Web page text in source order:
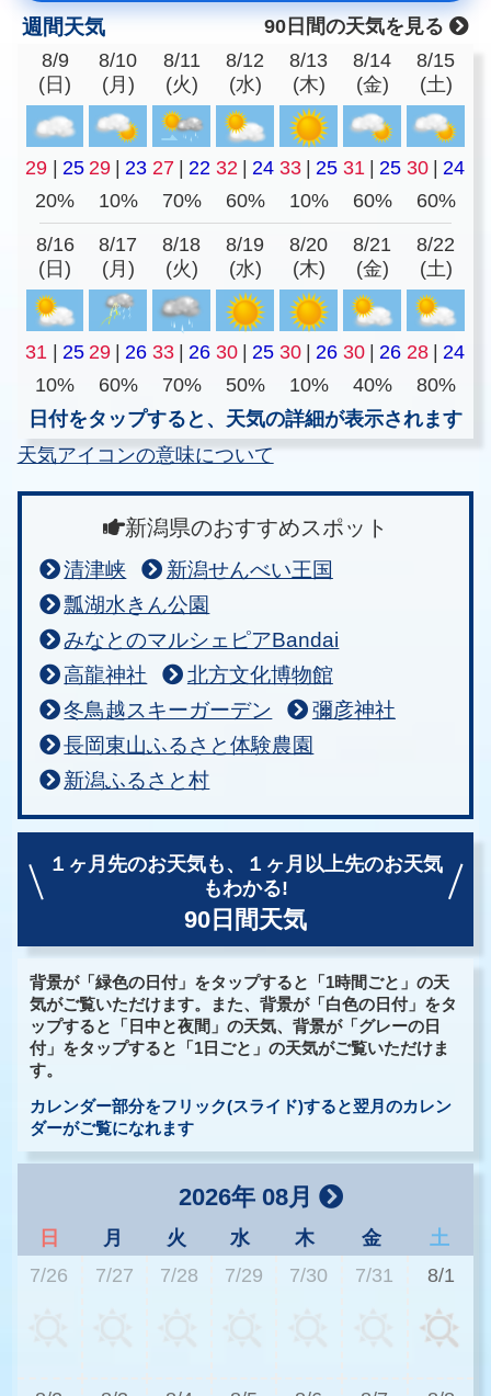
週間天気
90日間の天気を見る
8/9
(日)
8/10
(月)
8/11
(火)
8/12
(水)
8/13
(木)
8/14
(金)
8/15
(土)
29 25 29 23 27 22 32 24 33 25 31 25 30
24
20%
10% 70% 60% 10% 60% 60%
8/16
(日)
8/17
(月)
8/18
(火)
8/19
(水)
8/20
(木)
8/21
(金)
8/22
(土)
31 25 29 26 33 26 30 25 30 26 30 26 28
24
10%
60% 70% 50% 10% 40%
80%
日付をタップすると、天気の詳細が表示されます
天気アイコンの意味について
新潟県のおすすめスポット
清津峡
新潟せんべい王国
瓢湖水きん公園
みなとのマルシェピアBandai
高龍神社
北方文化博物館
冬鳥越スキーガーデン
彌彦神社
長岡東山ふるさと体験農園
新潟ふるさと村
１ヶ月先のお天気も、
１ヶ月以上先のお天気
もわかる!
90日間天気
背景が「緑色の日付」をタップすると「1時間ごと」の天
気がご覧いただけます。また、背景が「白色の日付」をタ
ップすると「日中と夜間」の天気、背景が「グレーの日
付」をタップすると「1日ごと」の天気がご覧いただけま
す。
カレンダー部分をフリック(スライド)すると翌月のカレン
ダーがご覧になれます
2026年 08月
日 月 火 水 木 金
土
7/26
7/27 7/28 7/29 7/30 7/31 8/1